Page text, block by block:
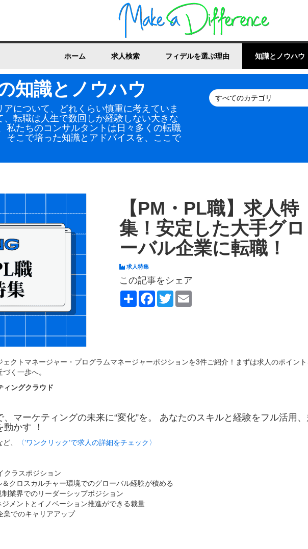
ホーム 求人検索 フィデルを選ぶ理由 知識とノウハウ
知識とノウハウ
について、どれくらい慎重に考えていま
転職は人生で数回しか経験しない大きな
私たちのコンサルタントは日々多くの転職
そこで培った知識とアドバイスを、ここで
【PM・PL職】求人特
集！安定した大手グロ
ーバル企業に転職！
求人特集
この記事をシェア
ShareFacebook
TwitterEmail
ェクトマネージャー・プログラムマネージャーポジションを3件ご紹介！まずは求人のポイン
く一歩へ。
ィングクラウド
マーケティングの未来に“変化”を。 あなたのスキルと経験をフル活用
かす ！
、
〈’ワンクリック’で求人の詳細をチェック〉
クラスポジション
クロスカルチャー環境でのグローバル経験が積める
業界でのリーダーシップポジション
メントとイノベーション推進ができる裁量
業でのキャリアアップ